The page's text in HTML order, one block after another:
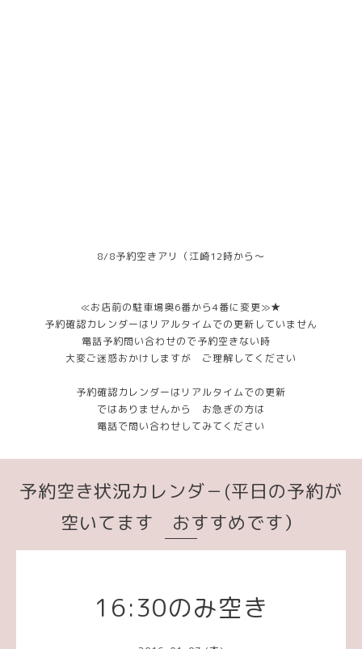
8/8予約空きアリ（江崎12時から～
≪お店前の駐車場奥6番から4番に変更≫★
予約確認カレンダーはリアルタイムでの更新していません
電話予約問い合わせので予約空きない時
大変ご迷惑おかけしますが ご理解してください
予約確認カレンダーはリアルタイムでの更新
ではありませんから お急ぎの方は
電話で問い合わせしてみてください
予約空き状況カレンダ－(平日の予約が
空いてます おすすめです）
16:30のみ空き